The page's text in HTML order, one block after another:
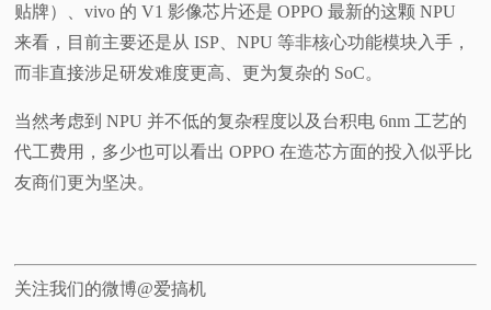
贴牌）、vivo 的 V1 影像芯片还是 OPPO 最新的这颗 NPU
来看，目前主要还是从 ISP、NPU 等非核心功能模块入手，
而非直接涉足研发难度更高、更为复杂的 SoC。
当然考虑到 NPU 并不低的复杂程度以及台积电 6nm 工艺的
代工费用，多少也可以看出 OPPO 在造芯方面的投入似乎比
友商们更为坚决。
关注我们的微博@爱搞机